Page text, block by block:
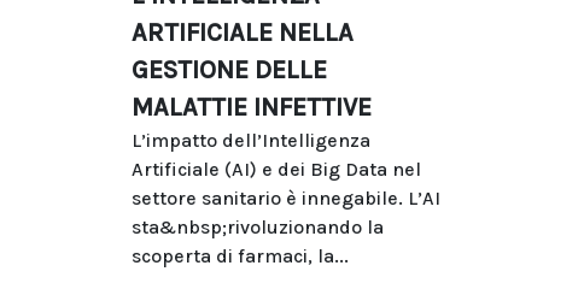
ARTIFICIALE NELLA
GESTIONE DELLE
MALATTIE INFETTIVE
L’impatto dell’Intelligenza
Artificiale (AI) e dei Big Data nel
settore sanitario è innegabile. L’AI
sta&nbsp;rivoluzionando la
scoperta di farmaci, la...